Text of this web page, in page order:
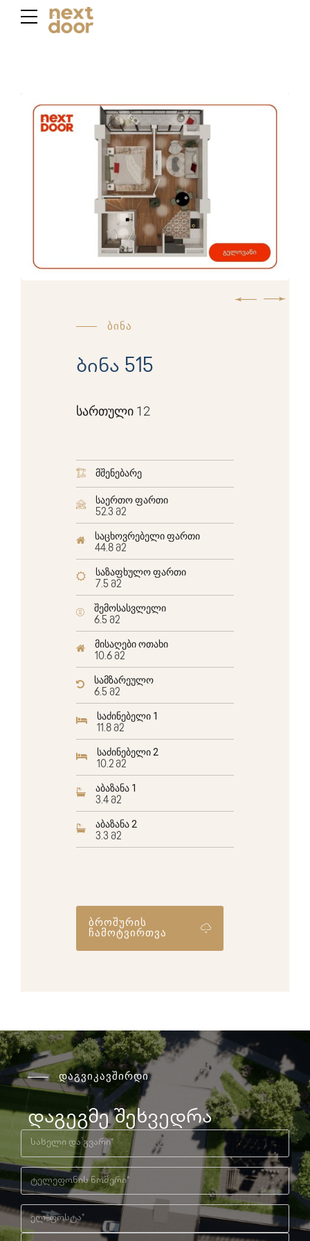
ბინა
ბინა 515
სართული 12
მშენებარე
საერთო ფართი
52.3 მ2
საცხოვრებელი ფართი
44.8 მ2
საზაფხულო ფართი
7.5 მ2
შემოსასვლელი
6.5 მ2
მისაღები ოთახი
10.6 მ2
სამზარეულო
6.5 მ2
საძინებელი 1
11.8 მ2
საძინებელი 2
10.2 მ2
აბაზანა 1
3.4 მ2
აბაზანა 2
3.3 მ2
ბროშურის
ჩამოტვირთვა
დაგვიკავშირდი
დაგეგმე შეხვედრა